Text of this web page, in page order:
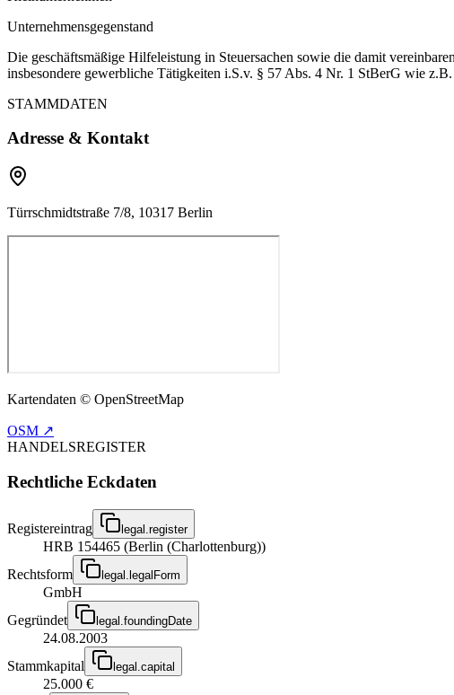
Unternehmensgegenstand
Die geschäftsmäßige Hilfeleistung in Steuersachen sowie die damit
insbesondere gewerbliche Tätigkeiten i.S.v. § 57 Abs. 4 Nr. 1 StBerG wie
STAMMDATEN
Adresse & Kontakt
Türrschmidtstraße 7/8, 10317 Berlin
Kartendaten © OpenStreetMap
OSM ↗
HANDELSREGISTER
Rechtliche Eckdaten
Registereintrag legal.register
HRB 154465 (Berlin (Charlottenburg))
Rechtsform
legal.legalForm
GmbH
Gegründet
legal.foundingDate
24.08.2003
Stammkapital
legal.capital
25.000 €